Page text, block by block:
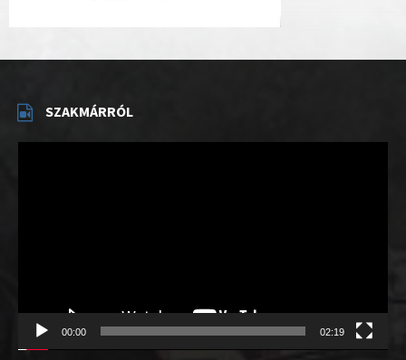
SZAKMÁRRÓL
00:00 02:19